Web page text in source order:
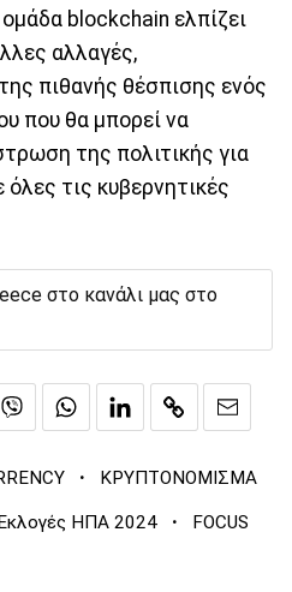
blockchain ελπίζει
αλλαγές,
πιθανής θέσπισης ενός
που θα μπορεί να
της πολιτικής για
τις κυβερνητικές
στο κανάλι μας στο
· ΚΡΥΠΤΟΝΟΜΙΣΜΑ
ΗΠΑ 2024 · FOCUS